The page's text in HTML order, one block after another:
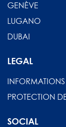
GENÈVE
LUGANO
DUBAI
LEGAL
INFORMATIONS
PROTECTION
SOCIAL